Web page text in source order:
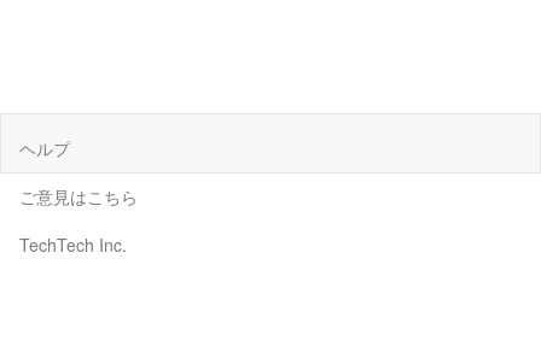
ヘルプ
ご意見はこちら
TechTech Inc.